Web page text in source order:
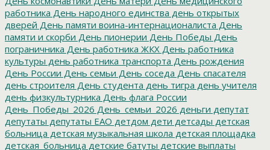
работника День народного единства день открытых
дверей День памяти воина-интернационалиста День
памяти и скорби День пионерии День Победы День
пограничника День работника ЖКХ День работника
культуры день работника транспорта День рождения
День России День семьи День соседа День спасателя
день строителя День студента день тигра день учителя
день физкультурника День флага России
День_Победы_2026 День_семьи_2026 деньги депутат
депутаты депутаты ЕАО детдом дети детсады детская
больница детская музыкальная школа детская площадка
детская_больница детские батуты детские выплаты